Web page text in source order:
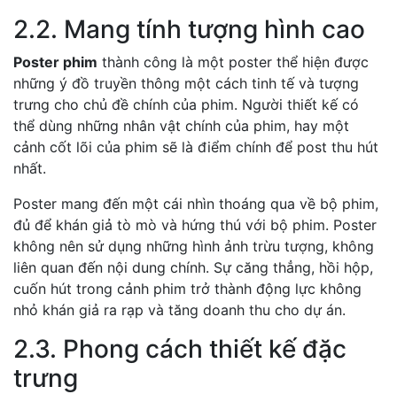
2.2. Mang tính tượng hình cao
Poster phim thành công là một poster thể hiện được
những ý đồ truyền thông một cách tinh tế và tượng
trưng cho chủ đề chính của phim. Người thiết kế có
thể dùng những nhân vật chính của phim, hay một
cảnh cốt lõi của phim sẽ là điểm chính để post thu hút
nhất.
Poster mang đến một cái nhìn thoáng qua về bộ phim,
đủ để khán giả tò mò và hứng thú với bộ phim. Poster
không nên sử dụng những hình ảnh trừu tượng, không
liên quan đến nội dung chính. Sự căng thẳng, hồi hộp,
cuốn hút trong cảnh phim trở thành động lực không
nhỏ khán giả ra rạp và tăng doanh thu cho dự án.
2.3. Phong cách thiết kế đặc
trưng